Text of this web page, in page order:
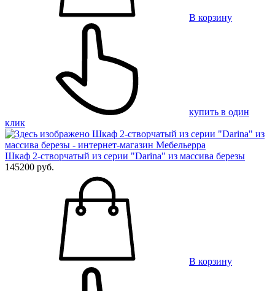
В корзину
купить в один
клик
Шкаф 2-створчатый из серии "Darina" из массива березы
145200 руб.
В корзину